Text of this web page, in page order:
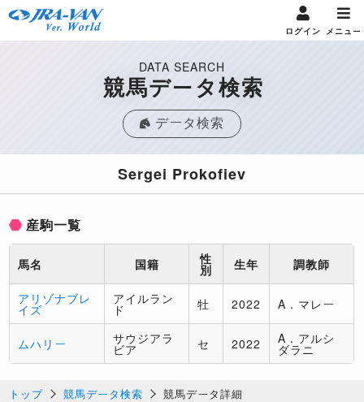
ログイン メニュー
DATA SEARCH
競馬データ検索
データ検索
Sergei Prokofiev
産駒一覧
馬名 国籍 性
別 生年 調教師
アリゾナブレ
イズ
アイルラン
ド 牡 2022 A．マレー
ムハリー サウジアラ
ビア セ 2022 A．アルシ
ダラニ
トップ 競馬データ検索 競馬データ詳細